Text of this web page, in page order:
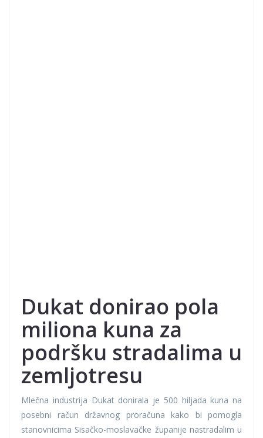
Dukat donirao pola
miliona kuna za
podršku stradalima u
zemljotresu
Mlečna industrija Dukat donirala je 500 hiljada kuna na
posebni račun državnog proračuna kako bi pomogla
stanovnicima Sisačko-moslavačke županije nastradalim u